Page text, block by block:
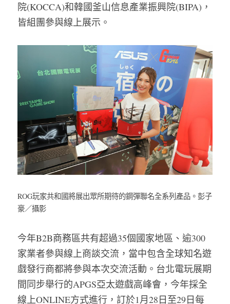
院(KOCCA)和韓國釜山信息產業振興院(BIPA)，
皆組團參與線上展示。
ROG玩家共和國將展出眾所期待的鋼彈聯名全系列產品。彭子
豪／攝影
今年B2B商務區共有超過35個國家地區、逾300
家業者參與線上商談交流，當中包含全球知名遊
戲發行商都將參與本次交流活動。台北電玩展期
間同步舉行的APGS亞太遊戲高峰會，今年採全
線上ONLINE方式進行，訂於1月28日至29日每